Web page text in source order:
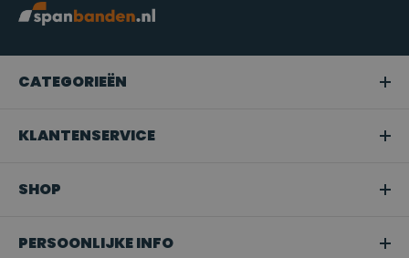
CATEGORIEËN
KLANTENSERVICE
SHOP
PERSOONLIJKE INFO